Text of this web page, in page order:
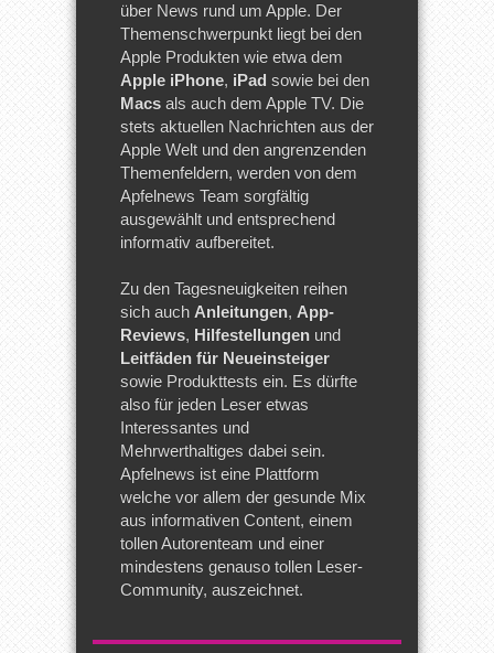
über News rund um Apple. Der
Themenschwerpunkt liegt bei den
Apple Produkten wie etwa dem
Apple iPhone, iPad sowie bei den
Macs als auch dem Apple TV. Die
stets aktuellen Nachrichten aus der
Apple Welt und den angrenzenden
Themenfeldern, werden von dem
Apfelnews Team sorgfältig
ausgewählt und entsprechend
informativ aufbereitet.
Zu den Tagesneuigkeiten reihen
sich auch Anleitungen, App-
Reviews, Hilfestellungen und
Leitfäden für Neueinsteiger
sowie Produkttests ein. Es dürfte
also für jeden Leser etwas
Interessantes und
Mehrwerthaltiges dabei sein.
Apfelnews ist eine Plattform
welche vor allem der gesunde Mix
aus informativen Content, einem
tollen Autorenteam und einer
mindestens genauso tollen Leser-
Community, auszeichnet.